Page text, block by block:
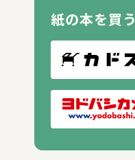
紙の本を買う